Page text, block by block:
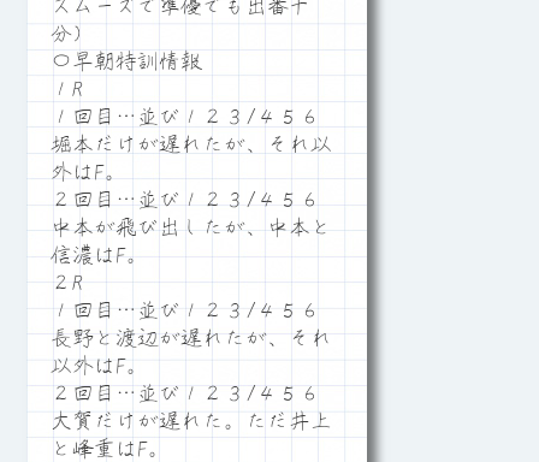
スムーズで準優でも出番十
分）
〇早朝特訓情報
１R
１回目…並び１２３/４５６
堀本だけが遅れたが、それ以
外はF。
２回目…並び１２３/４５６
中本が飛び出したが、中本と
信濃はF。
２R
１回目…並び１２３/４５６
長野と渡辺が遅れたが、それ
以外はF。
２回目…並び１２３/４５６
大賀だけが遅れた。ただ井上
と峰重はF。